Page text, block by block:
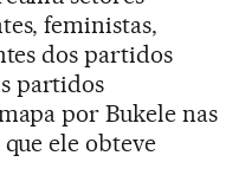
feministas,
dos partidos
partidos
por Bukele nas
ele obteve